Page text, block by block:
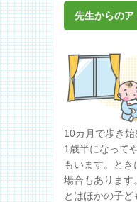
先生からのア
10カ月で歩き始
1歳半になって
もいます。と
場合もあります
とはほかの子ど